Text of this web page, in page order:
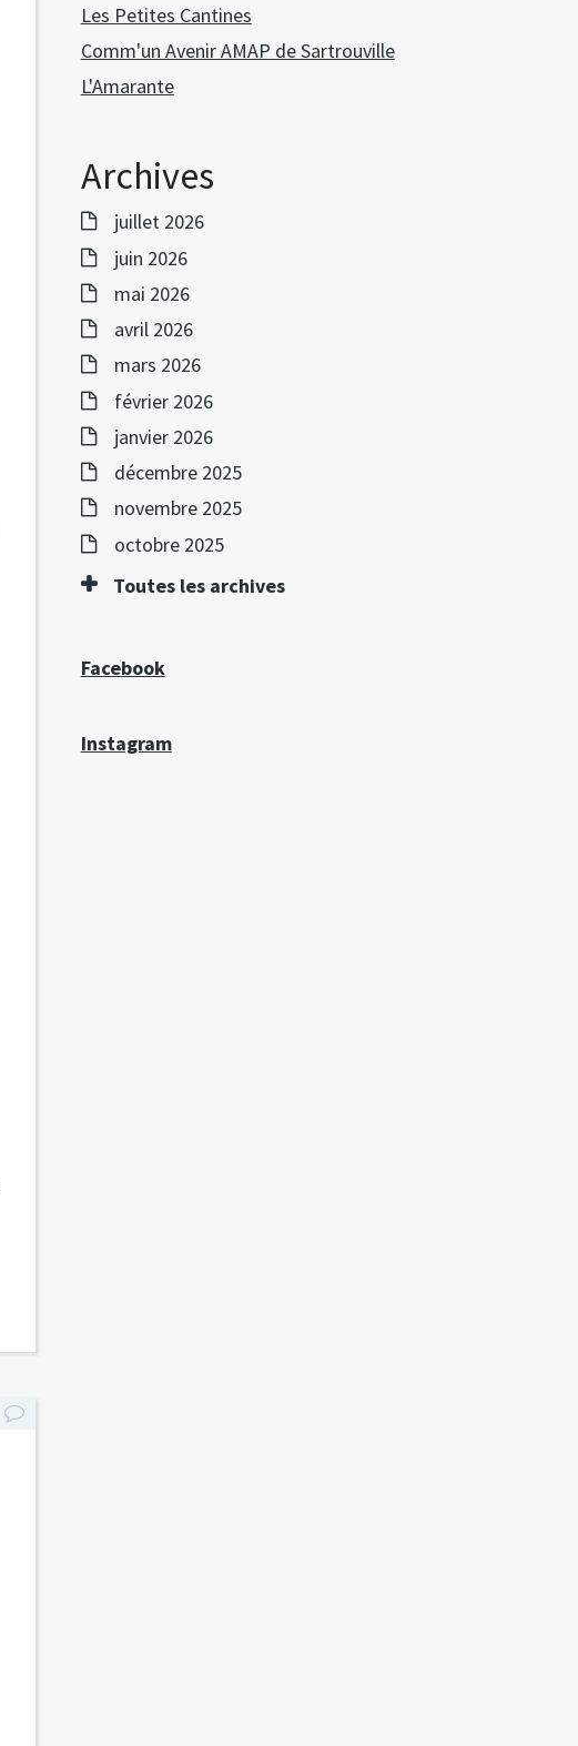
Les Petites Cantines
Comm'un Avenir AMAP de Sartrouville
L'Amarante
Archives
juillet 2026
juin 2026
mai 2026
avril 2026
mars 2026
février 2026
janvier 2026
décembre 2025
novembre 2025
octobre 2025
Toutes les archives
Facebook
Instagram